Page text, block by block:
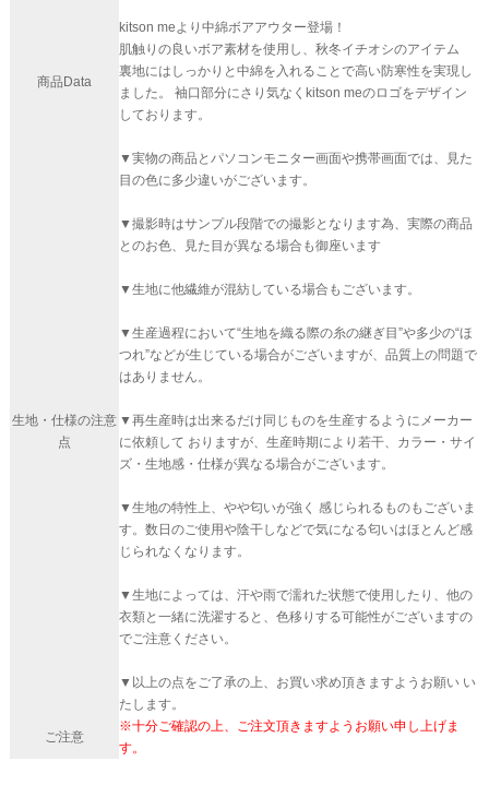
商品Data
kitson meより中綿ボアアウター登場！
肌触りの良いボア素材を使用し、秋冬イチオシのアイテム
裏地にはしっかりと中綿を入れることで高い防寒性を実現し
ました。 袖口部分にさり気なくkitson meのロゴをデザイン
しております。
生地・仕様の注意
点
▼実物の商品とパソコンモニター画面や携帯画面では、見た
目の色に多少違いがございます。
▼撮影時はサンプル段階での撮影となります為、実際の商品
とのお色、見た目が異なる場合も御座います
▼生地に他繊維が混紡している場合もございます。
▼生産過程において“生地を織る際の糸の継ぎ目”や多少の“ほ
つれ”などが生じている場合がございますが、品質上の問題で
はありません。
▼再生産時は出来るだけ同じものを生産するようにメーカー
に依頼して おりますが、生産時期により若干、カラー・サイ
ズ・生地感・仕様が異なる場合がございます。
▼生地の特性上、やや匂いが強く 感じられるものもございま
す。数日のご使用や陰干しなどで気になる匂いはほとんど感
じられなくなります。
▼生地によっては、汗や雨で濡れた状態で使用したり、他の
衣類と一緒に洗濯すると、色移りする可能性がございますの
でご注意ください。
▼以上の点をご了承の上、お買い求め頂きますようお願い い
たします。
ご注意
※十分ご確認の上、ご注文頂きますようお願い申し上げま
す。